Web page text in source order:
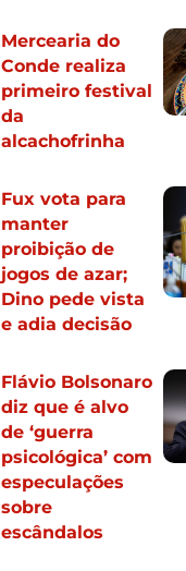
Mercearia do
Conde realiza
primeiro festival
da
alcachofrinha
Fux vota para
manter
proibição de
jogos de azar;
Dino pede vista
e adia decisão
Flávio Bolsonaro
diz que é alvo
de ‘guerra
psicológica’ com
especulações
sobre
escândalos